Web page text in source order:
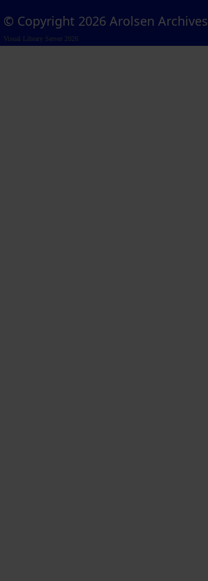
© Copyright 2026 Arolsen Archives
Visual Library Server 2026